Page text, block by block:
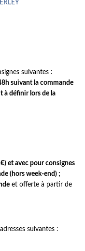
suivantes :
suivant la commande
à définir lors de la
et avec pour consignes
(hors week-end) ;
et offerte à partir de
suivantes :